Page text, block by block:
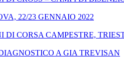
22/23 GENNAIO 2022
CORSA CAMPESTRE,
A GIA TREVISAN